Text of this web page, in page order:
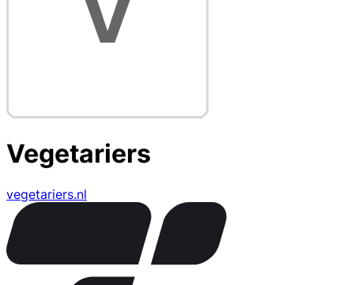
Vegetariers
vegetariers.nl